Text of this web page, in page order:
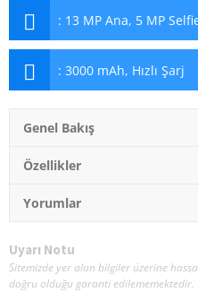
: 13 MP Ana, 5 MP
: 3000 mAh, Hızlı Şarj
Genel Bakış
Özellikler
Yorumlar
Uyarı Notu
Sitemizde yer alan bilgiler üzerine
doğru olduğu garanti edilememektedir.